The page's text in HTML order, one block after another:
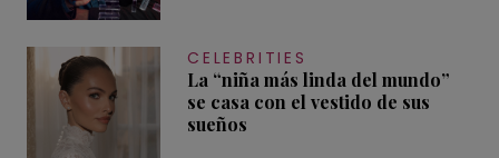
CELEBRITIES
La “niña más linda del mundo”
se casa con el vestido de sus
sueños